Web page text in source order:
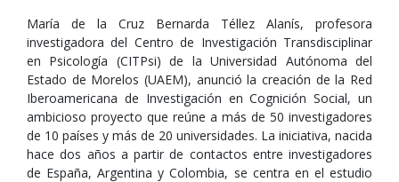
María de la Cruz Bernarda Téllez Alanís, profesora
investigadora del Centro de Investigación Transdisciplinar
en Psicología (CITPsi) de la Universidad Autónoma del
Estado de Morelos (UAEM), anunció la creación de la Red
Iberoamericana de Investigación en Cognición Social, un
ambicioso proyecto que reúne a más de 50 investigadores
de 10 países y más de 20 universidades. La iniciativa, nacida
hace dos años a partir de contactos entre investigadores
de España, Argentina y Colombia, se centra en el estudio